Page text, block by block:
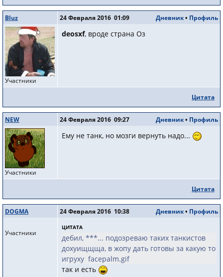
Bluz
Участники
Дневник• Профиль
24 Февраля 2016 01:09
deosxf, вроде страна Оз
Цитата
NEW
Участники
Дневник• Профиль
24 Февраля 2016 09:27
Ему не танк, но мозги вернуть надо...
Цитата
DOGMA
Участники
Дневник• Профиль
24 Февраля 2016 10:38
ЦИТАТА
дебил, ***... подозреваю таких танкистов
дохуищщща, в жопу дать готовы за какую то
игруху facepalm.gif
так и есть